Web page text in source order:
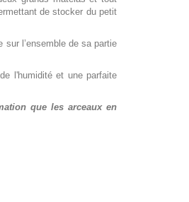
de stocker du petit
sur l’ensemble de sa partie
l'humidité et une parfaite
que les arceaux en